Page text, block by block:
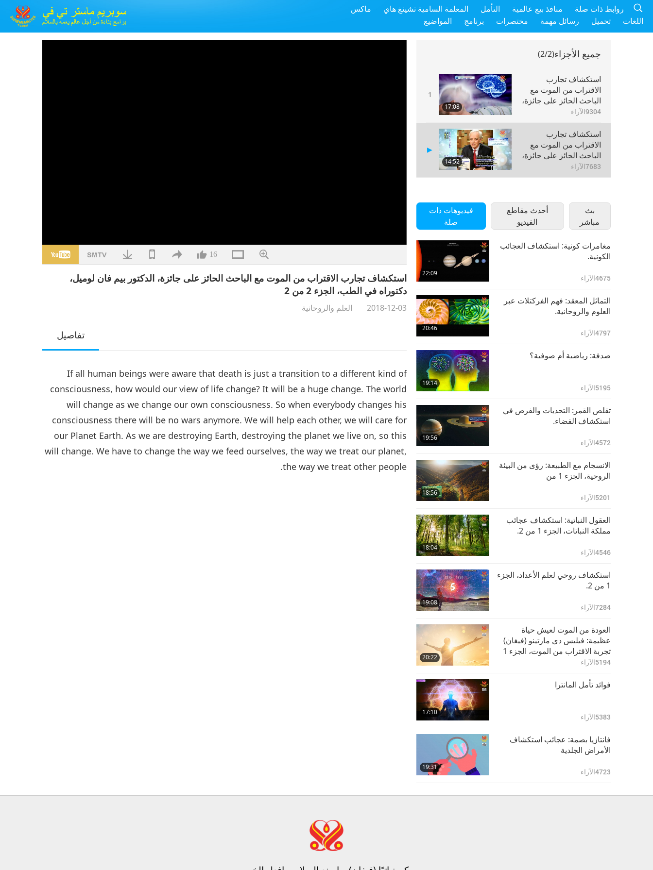
ماكس المعلمة السامية تشينغ هاي التأمل منافذ بيع عالمية
روابط ذات صلة
المواضيع
برنامج مختصرات رسائل مهمة تحميل اللغات
16
استكشاف تجارب الاقتراب من الموت مع الباحث الحائز على جائزة، الدكتور بيم فان لوميل،
دكتوراه في الطب، الجزء 2 من 2‏
2018-12-03 العلم والروحانية
تفاصيل
If all human beings were aware that death is just a transition to a different kind of
consciousness, how would our view of life change? It will be a huge change. The world
will change as we change our own consciousness. So when everybody changes his
consciousness there will be no wars anymore. We will help each other, we will care for
our Planet Earth. As we are destroying Earth, destroying the planet we live on, so this
will change. We have to change the way we feed ourselves, the way we treat our planet,
the way we treat other people.
جميع الأجزاء(2/2)
1
17:08
استكشاف تجارب
الاقتراب من الموت مع
الباحث الحائز على جائزة،
الدكتور بيم فان لوميل،
دكتوراه في الطب، الجزء
1 من 2‏
9304الآراء
14:52
استكشاف تجارب
الاقتراب من الموت مع
الباحث الحائز على جائزة،
الدكتور بيم فان لوميل،
دكتوراه في الطب، الجزء
7683الآراء
فيديوهات ذات
صلة
أحدث مقاطع
الفيديو
بث
مباشر
22:09
مغامرات كونية: استكشاف العجائب
الكونية.
4675الآراء
20:46
التماثل المعقد: فهم الفركتلات عبر
العلوم والروحانية.
4797الآراء
19:14
صدفة: رياضية أم صوفية؟
5195الآراء
19:56
تقلص القمر: التحديات والفرص في
استكشاف الفضاء.
4572الآراء
18:56
الانسجام مع الطبيعة: رؤى من البيئة
الروحية، الجزء 1 من
5201الآراء
18:04
العقول النباتية: استكشاف عجائب
مملكة النباتات، الجزء 1 من 2.
4546الآراء
19:08
استكشاف روحي لعلم الأعداد، الجزء
1 من 2.
7284الآراء
20:22
العودة من الموت لعيش حياة
عظيمة: فيليس دي مارتينو (فيغان)
تجربة الاقتراب من الموت، الجزء 1
من 2.
5194الآراء
17:10
فوائد تأمل المانترا
5383الآراء
19:31
فانتازيا بصمة: عجائب استكشاف
الأمراض الجلدية
4723الآراء